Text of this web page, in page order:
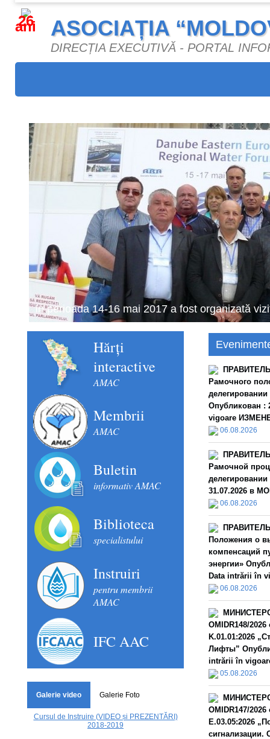
26
ani ASOCIAȚIA
DIRECȚIA EXECUTIVĂ - PORTAL
Schimbul de experiență în domeniul financiar
septembrie 2018).
Hărți
interactive
AMAC
Membrii
AMAC
Buletin
informativ AMAC
Biblioteca
specialistului
Instruiri
pentru membrii
AMAC
IFC AAC
Galerie video Galerie Foto
Cursul de Instruire (VIDEO și PREZENTĂRI)
2018-2019
Рамочного
Опубликован :
vigoare
06.08.2026
Рамочной
31.07.2026 в
06.08.2026
Положения о
компенсаций
энергии»
Data intrării în
06.08.2026
OMIDR148/
K.01.01:2026
Лифты”
intrării în
05.08.2026
OMIDR147/
E.03.05:2026
сигнализации.